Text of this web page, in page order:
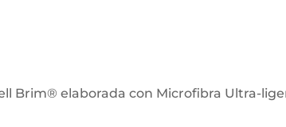
Brim® elaborada con Microfibra Ultra-